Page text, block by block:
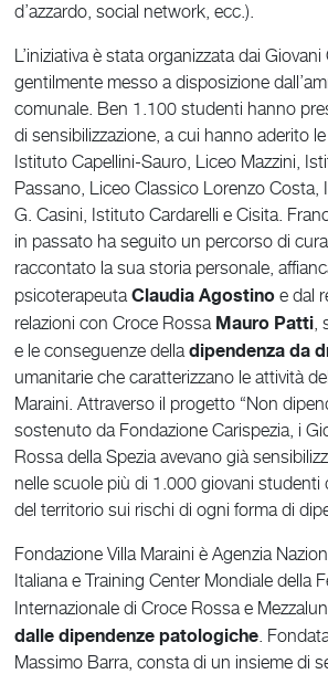
d’azzardo, social network, ecc.).
L’iniziativa è stata organizzata dai
gentilmente messo a disposizione
comunale. Ben 1.100 studenti hanno
di sensibilizzazione, a cui hanno aderito
Istituto Capellini-Sauro, Liceo Mazzini,
Passano, Liceo Classico Lorenzo Costa,
G. Casini, Istituto Cardarelli e Cisita.
in passato ha seguito un percorso di
raccontato la sua storia personale,
psicoterapeutaClaudia Agostinoe dal
relazioni con Croce Rossa Mauro Patti,
e le conseguenze delladipendenza da
umanitarie che caratterizzano le attività
Maraini. Attraverso il progetto “Non
sostenuto da Fondazione Carispezia, i
Rossa della Spezia avevano già
nelle scuole più di 1.000 giovani studenti
del territorio sui rischi di ogni forma di
Fondazione Villa Maraini è Agenzia
Italiana e Training Center Mondiale della
Internazionale di Croce Rossa e
dalle dipendenze patologiche.
Massimo Barra, consta di un insieme di